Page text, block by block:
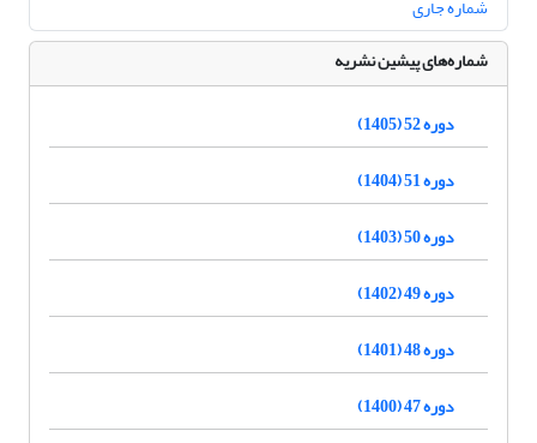
شماره جاری
شماره‌های پیشین نشریه
دوره 52 (1405)
دوره 51 (1404)
دوره 50 (1403)
دوره 49 (1402)
دوره 48 (1401)
دوره 47 (1400)